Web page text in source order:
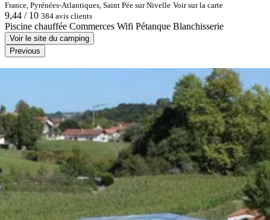
France, Pyrénées-Atlantiques, Saint Pée sur Nivelle Voir sur la carte
9,44 / 10 384 avis clients
Piscine chauffée Commerces Wifi Pétanque Blanchisserie
Voir le site du camping
Previous